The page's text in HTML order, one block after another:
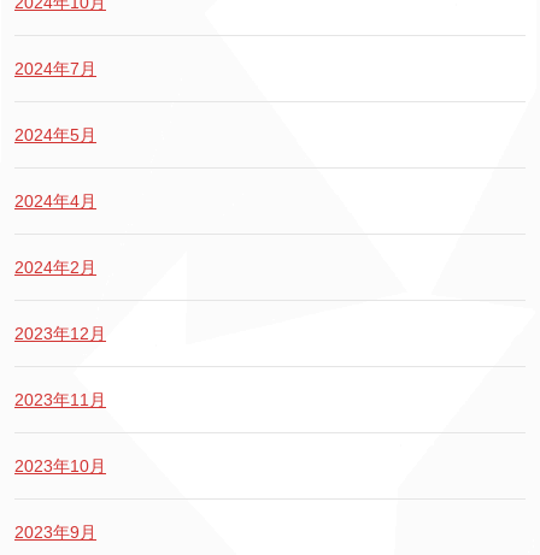
2024年7月
2024年5月
2024年4月
2024年2月
2023年12月
2023年11月
2023年10月
2023年9月